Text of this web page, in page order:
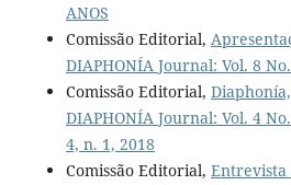
ANOS
Comissão Editorial,
DIAPHONÍA Journal: Vol. 8
Comissão Editorial,
DIAPHONÍA Journal: Vol. 4
4, n. 1, 2018
Comissão Editorial, Entrevista